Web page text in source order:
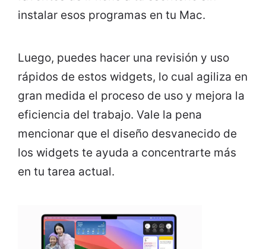
instalar esos programas en tu Mac.
Luego, puedes hacer una revisión y uso
rápidos de estos widgets, lo cual agiliza en
gran medida el proceso de uso y mejora la
eficiencia del trabajo. Vale la pena
mencionar que el diseño desvanecido de
los widgets te ayuda a concentrarte más
en tu tarea actual.